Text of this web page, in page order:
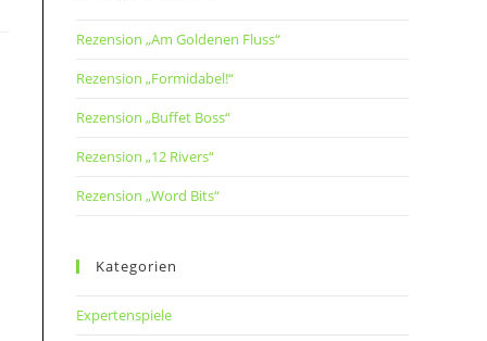
Rezension „Am Goldenen Fluss“
Rezension „Formidabel!“
Rezension „Buffet Boss“
Rezension „12 Rivers“
Rezension „Word Bits“
Kategorien
Expertenspiele